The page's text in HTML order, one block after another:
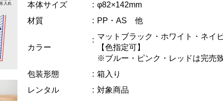
本体サイズ
φ82×142mm
材質
PP・AS 他
カラー
マットブラック・ホワイト・ネイ
【色指定可】
※ブルー・ピンク・レッドは完売
包装形態
箱入り
レンタル
対象商品